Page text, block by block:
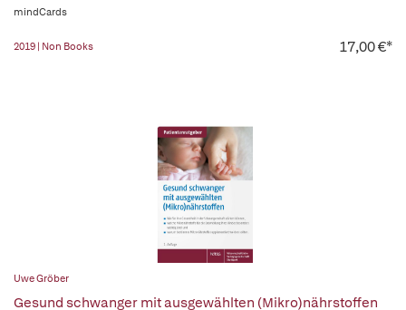
mindCards
2019 | Non Books 17,00 €*
Uwe Gröber
Gesund schwanger mit ausgewählten (Mikro)nährstoffen